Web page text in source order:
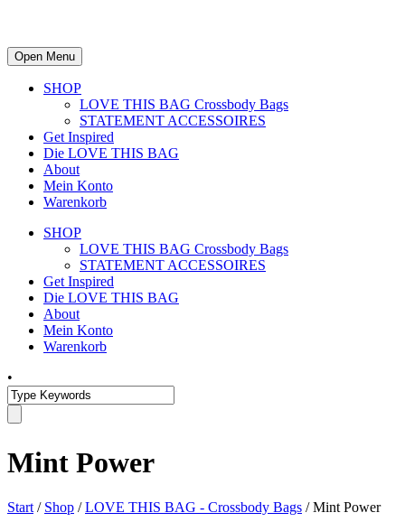
Open Menu
SHOP
LOVE THIS BAG Crossbody Bags
STATEMENT ACCESSOIRES
Get Inspired
Die LOVE THIS BAG
About
Mein Konto
Warenkorb
SHOP
LOVE THIS BAG Crossbody Bags
STATEMENT ACCESSOIRES
Get Inspired
Die LOVE THIS BAG
About
Mein Konto
Warenkorb
•
Mint Power
Start / Shop /LOVE THIS BAG - Crossbody Bags / Mint Power